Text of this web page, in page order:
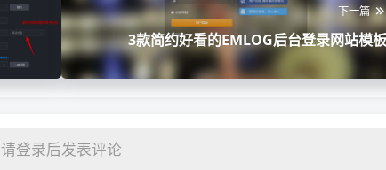
下一篇
3款简约好看的EMLOG后台登录网站模板
请登录后发表评论